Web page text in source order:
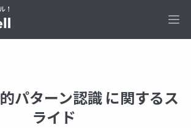
パターン認識 に関するス
ライド